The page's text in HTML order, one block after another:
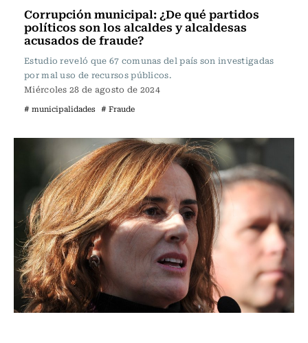
Corrupción municipal: ¿De qué partidos
políticos son los alcaldes y alcaldesas
acusados de fraude?
Estudio reveló que 67 comunas del país son investigadas
por mal uso de recursos públicos.
Miércoles 28 de agosto de 2024
# municipalidades # Fraude